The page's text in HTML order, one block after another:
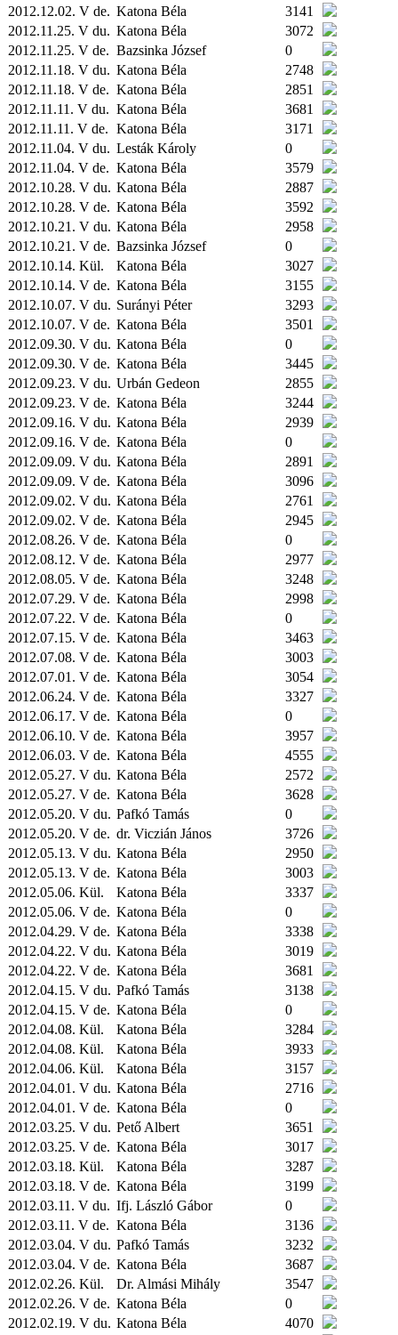
2012.12.02. V de. Katona Béla
3141
2012.11.25. V du. Katona Béla
3072
2012.11.25. V de. Bazsinka József
0
2012.11.18. V du. Katona Béla
2748
2012.11.18. V de. Katona Béla
2851
2012.11.11. V du. Katona Béla
3681
2012.11.11. V de. Katona Béla
3171
2012.11.04. V du. Lesták Károly
0
2012.11.04. V de. Katona Béla
3579
2012.10.28. V du. Katona Béla
2887
2012.10.28. V de. Katona Béla
3592
2012.10.21. V du. Katona Béla
2958
2012.10.21. V de. Bazsinka József
0
2012.10.14. Kül. Katona Béla
3027
2012.10.14. V de. Katona Béla
3155
2012.10.07. V du. Surányi Péter
3293
2012.10.07. V de. Katona Béla
3501
2012.09.30. V du. Katona Béla
0
2012.09.30. V de. Katona Béla
3445
2012.09.23. V du. Urbán Gedeon
2855
2012.09.23. V de. Katona Béla
3244
2012.09.16. V du. Katona Béla
2939
2012.09.16. V de. Katona Béla
0
2012.09.09. V du. Katona Béla
2891
2012.09.09. V de. Katona Béla
3096
2012.09.02. V du. Katona Béla
2761
2012.09.02. V de. Katona Béla
2945
2012.08.26. V de. Katona Béla
0
2012.08.12. V de. Katona Béla
2977
2012.08.05. V de. Katona Béla
3248
2012.07.29. V de. Katona Béla
2998
2012.07.22. V de. Katona Béla
0
2012.07.15. V de. Katona Béla
3463
2012.07.08. V de. Katona Béla
3003
2012.07.01. V de. Katona Béla
3054
2012.06.24. V de. Katona Béla
3327
2012.06.17. V de. Katona Béla
0
2012.06.10. V de. Katona Béla
3957
2012.06.03. V de. Katona Béla
4555
2012.05.27. V du. Katona Béla
2572
2012.05.27. V de. Katona Béla
3628
2012.05.20. V du. Pafkó Tamás
0
2012.05.20. V de. dr. Viczián János
3726
2012.05.13. V du. Katona Béla
2950
2012.05.13. V de. Katona Béla
3003
2012.05.06. Kül. Katona Béla
3337
2012.05.06. V de. Katona Béla
0
2012.04.29. V de. Katona Béla
3338
2012.04.22. V du. Katona Béla
3019
2012.04.22. V de. Katona Béla
3681
2012.04.15. V du. Pafkó Tamás
3138
2012.04.15. V de. Katona Béla
0
2012.04.08. Kül. Katona Béla
3284
2012.04.08. Kül. Katona Béla
3933
2012.04.06. Kül. Katona Béla
3157
2012.04.01. V du. Katona Béla
2716
2012.04.01. V de. Katona Béla
0
2012.03.25. V du. Pető Albert
3651
2012.03.25. V de. Katona Béla
3017
2012.03.18. Kül. Katona Béla
3287
2012.03.18. V de. Katona Béla
3199
2012.03.11. V du. Ifj. László Gábor
0
2012.03.11. V de. Katona Béla
3136
2012.03.04. V du. Pafkó Tamás
3232
2012.03.04. V de. Katona Béla
3687
2012.02.26. Kül. Dr. Almási Mihály
3547
2012.02.26. V de. Katona Béla
0
2012.02.19. V du. Katona Béla
4070